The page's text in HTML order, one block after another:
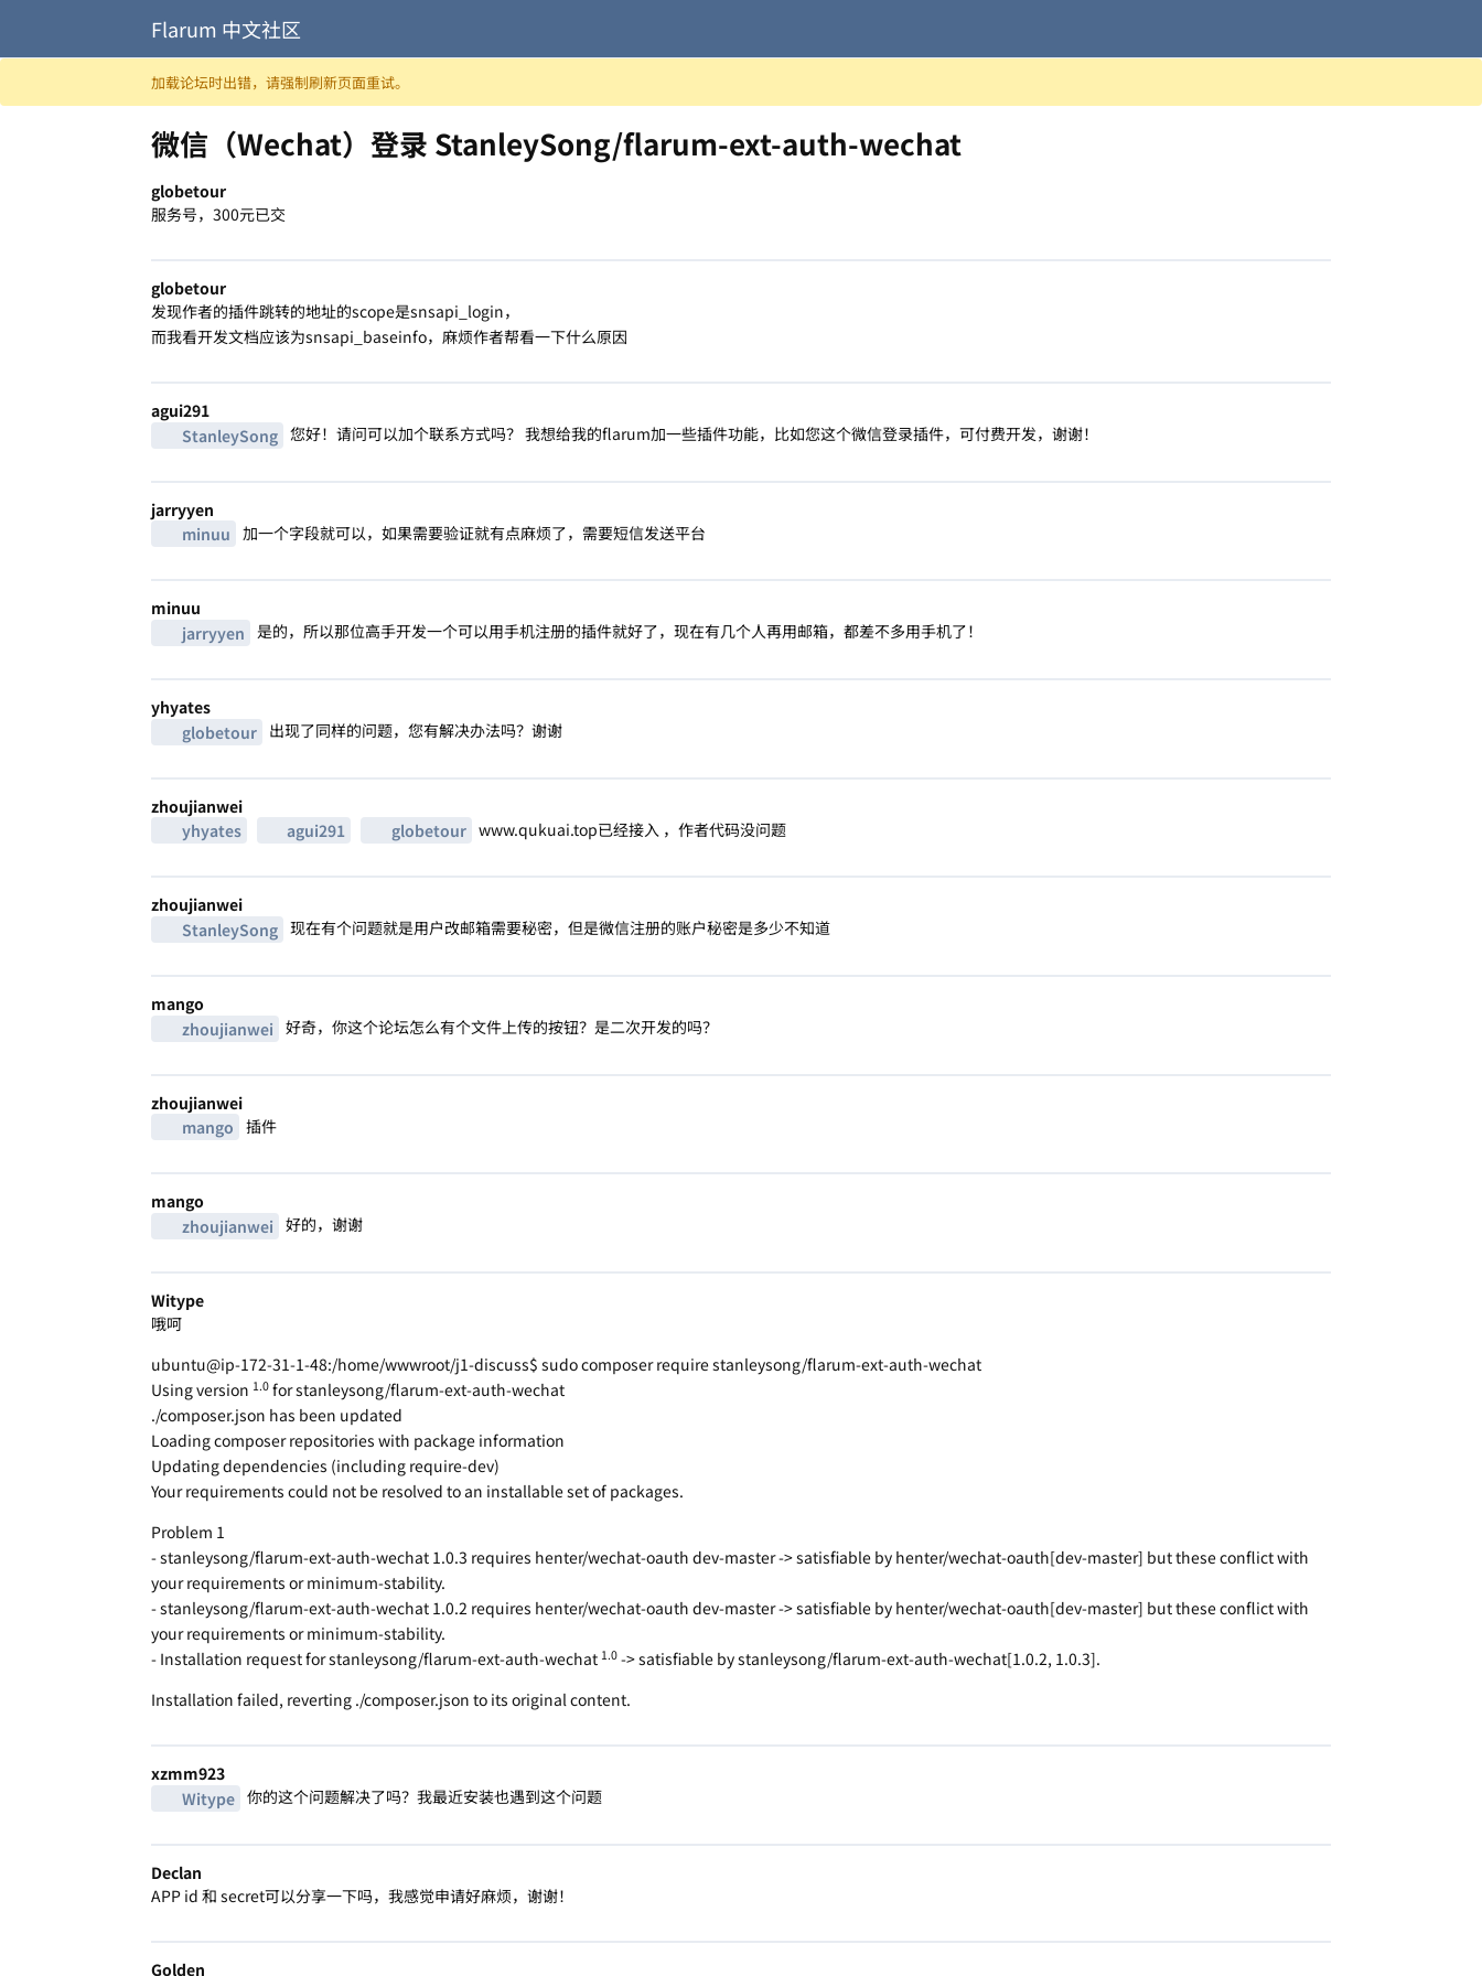
跳至内容
Flarum 中文社区
加载论坛时出错，请强制刷新页面重试。
微信（Wechat）登录 StanleySong/flarum-ext-auth-wechat
globetour
服务号，300元已交
globetour
发现作者的插件跳转的地址的scope是snsapi_login，
而我看开发文档应该为snsapi_baseinfo，麻烦作者帮看一下什么原因
agui291
StanleySong 您好！请问可以加个联系方式吗？ 我想给我的flarum加一些插件功能，比如您这个微信登录插件，可付费开发，谢谢！
jarryyen
minuu 加一个字段就可以，如果需要验证就有点麻烦了，需要短信发送平台
minuu
jarryyen 是的，所以那位高手开发一个可以用手机注册的插件就好了，现在有几个人再用邮箱，都差不多用手机了！
yhyates
globetour
出现了同样的问题，您有解决办法吗？谢谢
zhoujianwei
yhyates
agui291 globetour www.qukuai.top已经接入 ，作者代码没问题
zhoujianwei
StanleySong 现在有个问题就是用户改邮箱需要秘密，但是微信注册的账户秘密是多少不知道
mango
zhoujianwei 好奇，你这个论坛怎么有个文件上传的按钮？是二次开发的吗？
zhoujianwei
mango 插件
mango
zhoujianwei 好的，谢谢
Witype
哦呵
ubuntu@ip-172-31-1-48:/home/wwwroot/j1-discuss$ sudo composer require stanleysong/flarum-ext-auth-wechat
Using version 1.0 for stanleysong/flarum-ext-auth-wechat
./composer.json has been updated
Loading composer repositories with package information
Updating dependencies (including require-dev)
Your requirements could not be resolved to an installable set of packages.
Problem 1
- stanleysong/flarum-ext-auth-wechat 1.0.3 requires henter/wechat-oauth dev-master -> satisfiable by henter/wechat-oauth[dev-master] but these conflict with
your requirements or minimum-stability.
- stanleysong/flarum-ext-auth-wechat 1.0.2 requires henter/wechat-oauth dev-master -> satisfiable by henter/wechat-oauth[dev-master] but these conflict with
your requirements or minimum-stability.
- Installation request for stanleysong/flarum-ext-auth-wechat 1.0 -> satisfiable by stanleysong/flarum-ext-auth-wechat[1.0.2, 1.0.3].
Installation failed, reverting ./composer.json to its original content.
xzmm923
Witype 你的这个问题解决了吗？我最近安装也遇到这个问题
Declan
APP id 和 secret可以分享一下吗，我感觉申请好麻烦，谢谢！
Golden